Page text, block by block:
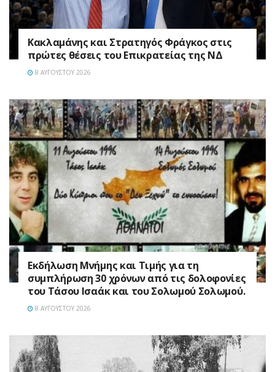
Κακλαμάνης και Στρατηγός Φράγκος στις
πρώτες θέσεις του Επικρατείας της ΝΔ
8 ΑΥΓΟΎΣΤΟΥ 2026
Εκδήλωση Μνήμης και Τιμής για τη
συμπλήρωση 30 χρόνων από τις δολοφονίες
του Τάσου Ισαάκ και του Σολωμού Σολωμού.
8 ΑΥΓΟΎΣΤΟΥ 2026